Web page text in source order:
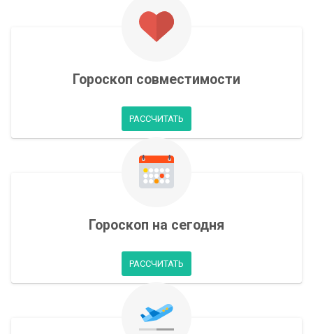
Гороскоп совместимости
РАССЧИТАТЬ
Гороскоп на сегодня
РАССЧИТАТЬ